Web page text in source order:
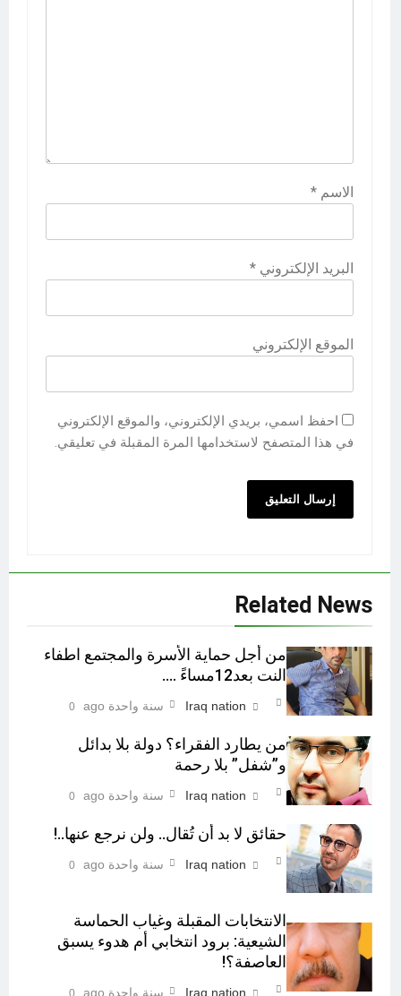
الاسم *
البريد الإلكتروني *
الموقع الإلكتروني
احفظ اسمي، بريدي الإلكتروني، والموقع الإلكتروني
في هذا المتصفح لاستخدامها المرة المقبلة في تعليقي.
Related News
من أجل حماية الأسرة والمجتمع اطفاء
النت بعد12مساءً ….
Iraq nation سنة واحدة ago 0
من يطارد الفقراء؟ دولة بلا بدائل
و”شفل” بلا رحمة
Iraq nation سنة واحدة ago 0
حقائق لا بد أن تُقال.. ولن نرجع عنها..!
Iraq nation سنة واحدة ago 0
الانتخابات المقبلة وغياب الحماسة
الشيعية: برود انتخابي أم هدوء يسبق
العاصفة؟!
Iraq nation سنة واحدة ago